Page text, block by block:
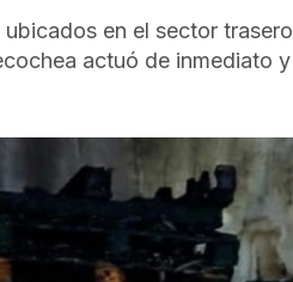
en el sector
actuó de inmediato